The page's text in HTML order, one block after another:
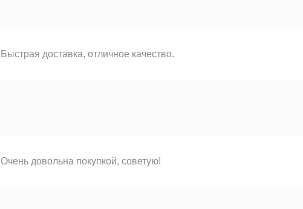
Быстрая доставка, отличное качество.
Очень довольна покупкой, советую!